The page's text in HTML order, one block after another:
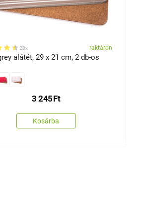
28x raktáron
alátét, 29 x 21 cm, 2 db-os
3 245Ft
Kosárba